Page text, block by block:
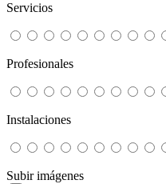
Servicios
Profesionales
Instalaciones
Subir imágenes